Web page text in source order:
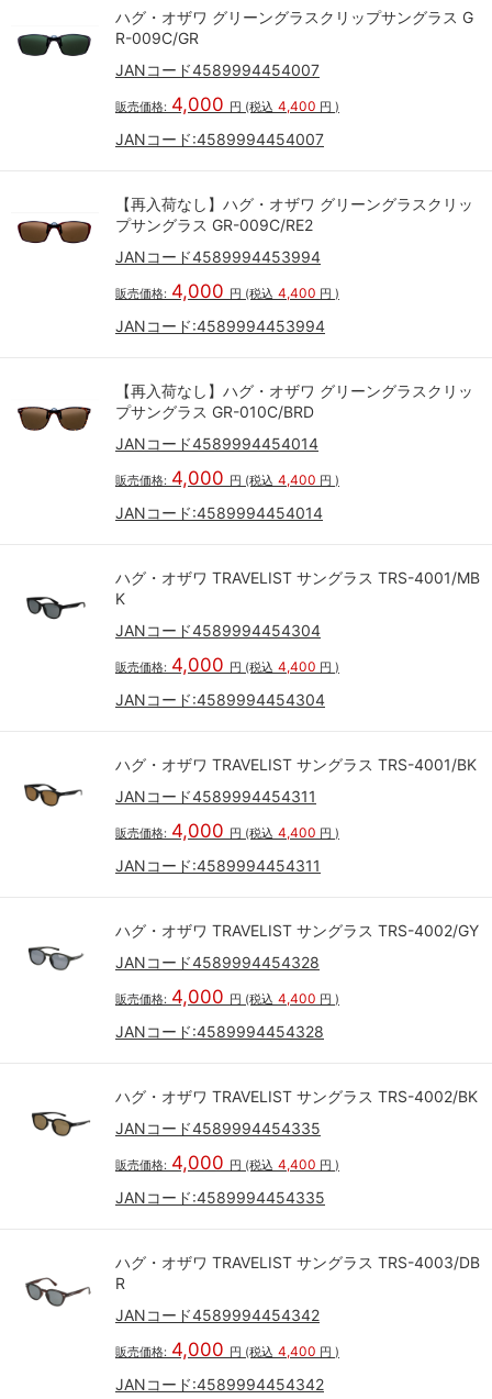
ハグ・オザワ グリーングラスクリップサングラス G
R-009C/GR
JANコード4589994454007
販売価格: 4,000 円 (税込 4,400 円 )
JANコード:4589994454007
【再入荷なし】ハグ・オザワ グリーングラスクリッ
プサングラス GR-009C/RE2
JANコード4589994453994
販売価格: 4,000 円 (税込 4,400 円 )
JANコード:4589994453994
【再入荷なし】ハグ・オザワ グリーングラスクリッ
プサングラス GR-010C/BRD
JANコード4589994454014
販売価格: 4,000 円 (税込 4,400 円 )
JANコード:4589994454014
ハグ・オザワ TRAVELIST サングラス TRS-4001/MB
K
JANコード4589994454304
販売価格: 4,000 円 (税込 4,400 円 )
JANコード:4589994454304
ハグ・オザワ TRAVELIST サングラス TRS-4001/BK
JANコード4589994454311
販売価格: 4,000 円 (税込 4,400 円 )
JANコード:4589994454311
ハグ・オザワ TRAVELIST サングラス TRS-4002/GY
JANコード4589994454328
販売価格: 4,000 円 (税込 4,400 円 )
JANコード:4589994454328
ハグ・オザワ TRAVELIST サングラス TRS-4002/BK
JANコード4589994454335
販売価格: 4,000 円 (税込 4,400 円 )
JANコード:4589994454335
ハグ・オザワ TRAVELIST サングラス TRS-4003/DB
R
JANコード4589994454342
販売価格: 4,000 円 (税込 4,400 円 )
JANコード:4589994454342